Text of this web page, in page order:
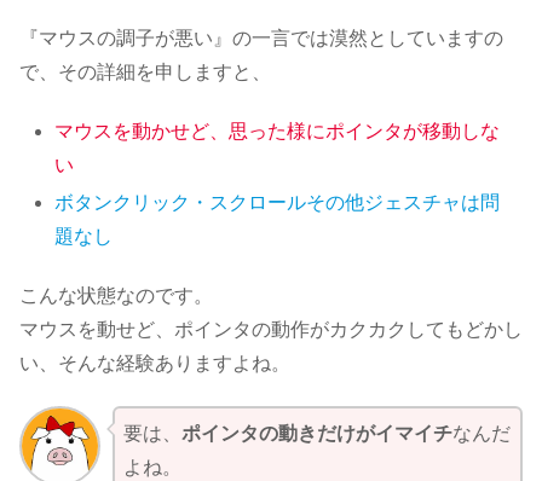
『マウスの調子が悪い』の一言では漠然としていますの
で、その詳細を申しますと、
マウスを動かせど、思った様にポインタが移動しな
い
ボタンクリック・スクロールその他ジェスチャは問
題なし
こんな状態なのです。
マウスを動せど、ポインタの動作がカクカクしてもどかし
い、そんな経験ありますよね。
要は、 ポインタの動きだけがイマイチなんだ
よね。